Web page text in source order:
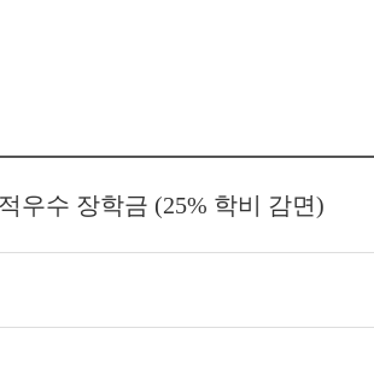
우수 장학금 (25% 학비 감면)